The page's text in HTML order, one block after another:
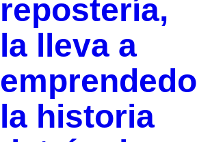
repostería,
la lleva a
la historia